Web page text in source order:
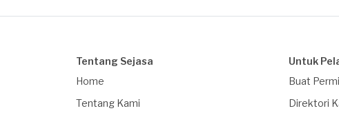
Tentang Sejasa
Home
Tentang Kami
Untuk
Buat
Direktori